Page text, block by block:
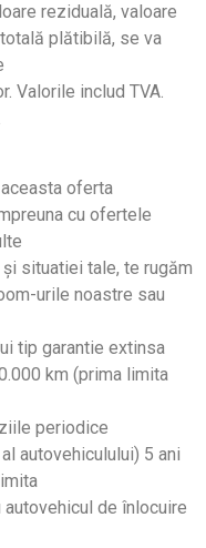
reziduală, valoare
plătibilă, se va
Valorile includ TVA.
oferta
cu ofertele
situatiei tale, te rugăm
urile noastre sau
tip garantie extinsa
km (prima limita
periodice
autovehiculului) 5 ani
de înlocuire